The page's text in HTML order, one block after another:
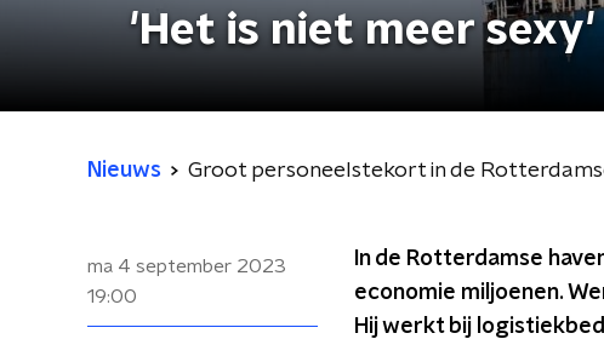
'Het is niet meer sexy'
Nieuws Groot personeelstekort in de
ma 4 september 2023
19:00
In de Rotterdamse
economie miljoenen.
Hij werkt bij